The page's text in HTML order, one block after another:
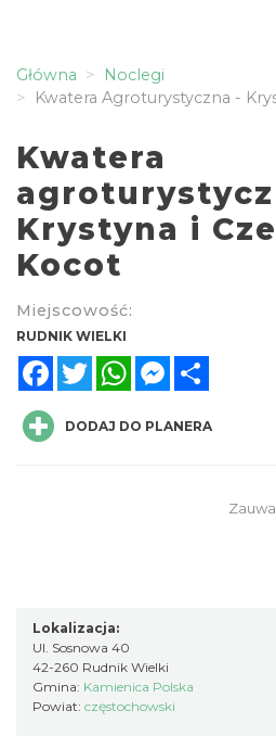
Główna
Noclegi
Kwatera Agroturystyczna -
Kwatera
Krystyna i
Kocot
Miejscowość:
RUDNIK WIELKI
FacebookTwitterWhatsAppMessenger
DODAJ DO PLANERA
Lokalizacja:
Ul. Sosnowa 40
42-260 Rudnik Wielki
Gmina: Kamienica Polska
Powiat: częstochowski